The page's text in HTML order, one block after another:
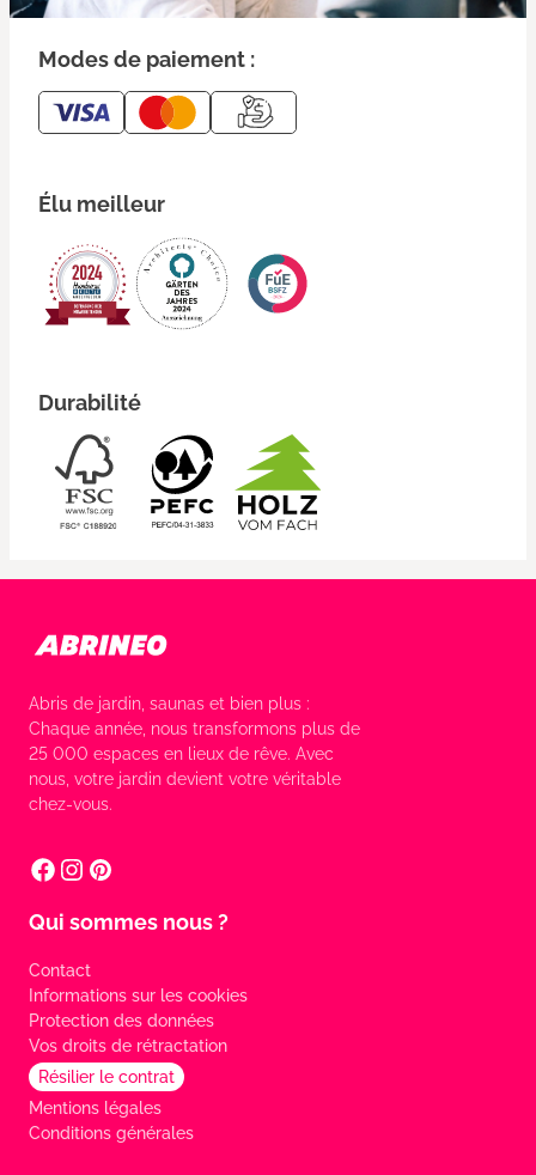
Modes de paiement :
Élu meilleur
Durabilité
Abris de jardin, saunas et bien plus :
Chaque année, nous transformons plus de
25 000 espaces en lieux de rêve. Avec
nous, votre jardin devient votre véritable
chez-vous.
Qui sommes nous ?
Contact
Informations sur les cookies
Protection des données
Vos droits de rétractation
Résilier le contrat
Mentions légales
Conditions générales